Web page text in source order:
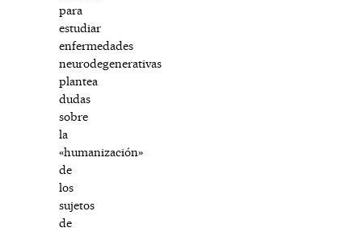
para
estudiar
enfermedades
neurodegenerativas
plantea
dudas
sobre
la
«humanización»
de
los
sujetos
de